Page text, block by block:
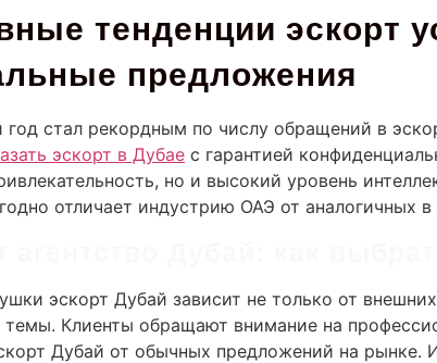
тенденции эскорт
предложения
год стал рекордным по числу обращений в
эскорт в Дубае с гарантией
но и высокий уровень
отличает индустрию ОАЭ от аналогичных в
эскорт Дубай зависит не только от
темы. Клиенты обращают внимание на
Дубай от обычных предложений на рынке.